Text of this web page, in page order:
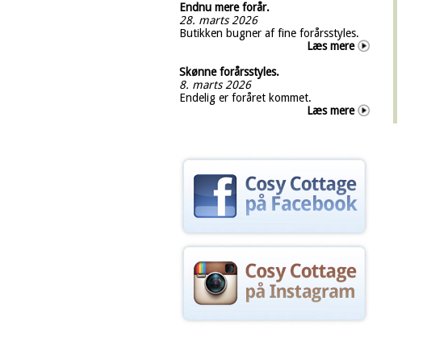
Endnu mere forår.
28. marts 2026
Butikken bugner af fine forårsstyles.
Læs mere
Skønne forårsstyles.
8. marts 2026
Endelig er foråret kommet.
Læs mere